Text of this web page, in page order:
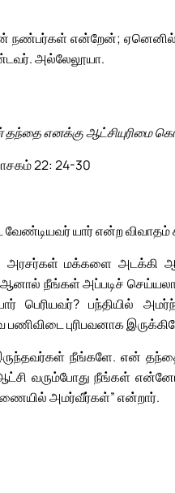
நண்பர்கள் என்றேன்; ஏனெனில்
அல்லேலூயா.
எனக்கு ஆட்சியுரிமை
22: 24-30
யார் என்ற விவாதம்
அரசர்கள் மக்களை அடக்கி
நீங்கள் அப்படிச்
பெரியவர்? பந்தியில்
புரிபவனாக
நீங்களே. என் தந்தை
வரும்போது நீங்கள்
அமர்வீர்கள்” என்றார்.